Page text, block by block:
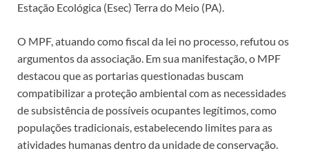
Estação Ecológica (Esec) Terra do Meio (PA).
O MPF, atuando como fiscal da lei no processo, refutou os
argumentos da associação. Em sua manifestação, o MPF
destacou que as portarias questionadas buscam
compatibilizar a proteção ambiental com as necessidades
de subsistência de possíveis ocupantes legítimos, como
populações tradicionais, estabelecendo limites para as
atividades humanas dentro da unidade de conservação.